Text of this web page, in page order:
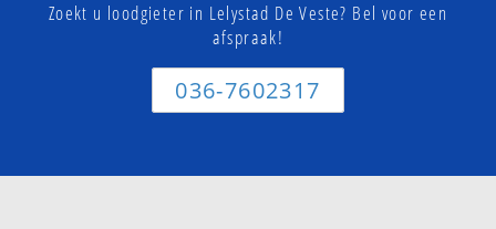
Zoekt u loodgieter in Lelystad De Veste? Bel voor een
afspraak!
036-7602317